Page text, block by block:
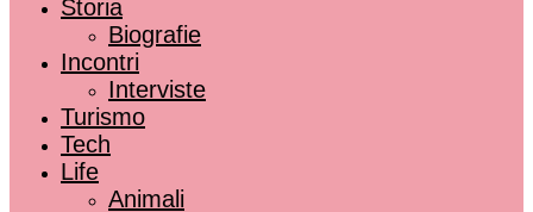
Storia
Biografie
Incontri
Interviste
Turismo
Tech
Life
Animali